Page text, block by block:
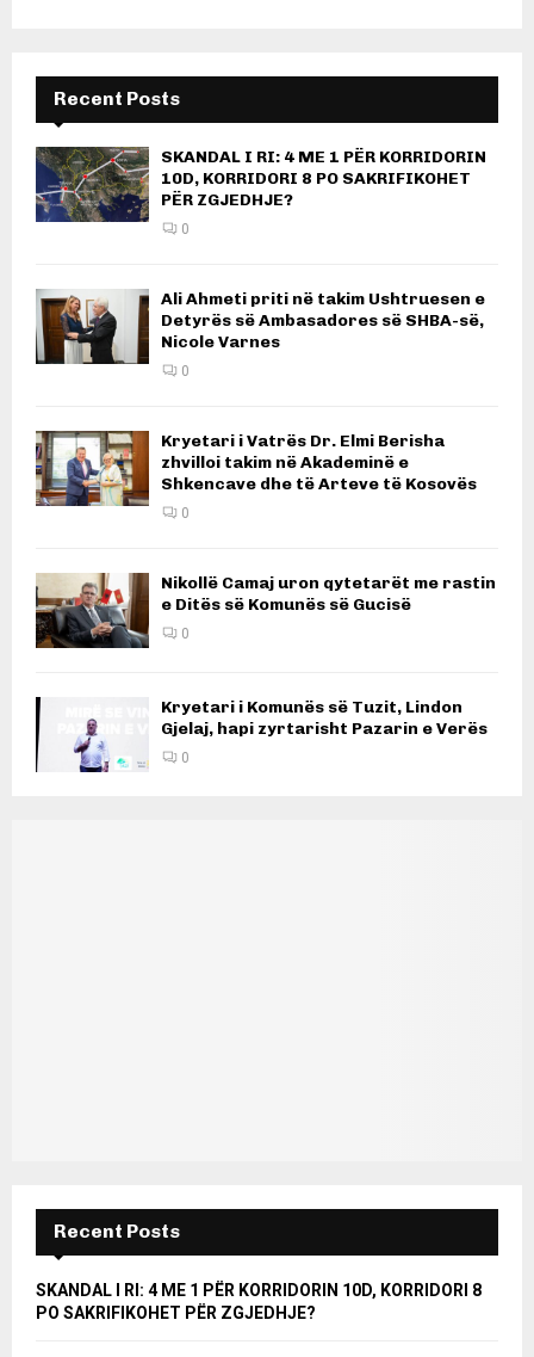
Recent Posts
SKANDAL I RI: 4 ME 1 PËR KORRIDORIN
10D, KORRIDORI 8 PO SAKRIFIKOHET
PËR ZGJEDHJE?
0
Ali Ahmeti priti në takim Ushtruesen e
Detyrës së Ambasadores së SHBA-së,
Nicole Varnes
0
Kryetari i Vatrës Dr. Elmi Berisha
zhvilloi takim në Akademinë e
Shkencave dhe të Arteve të Kosovës
0
Nikollë Camaj uron qytetarët me rastin
e Ditës së Komunës së Gucisë
0
Kryetari i Komunës së Tuzit, Lindon
Gjelaj, hapi zyrtarisht Pazarin e Verës
0
Recent Posts
SKANDAL I RI: 4 ME 1 PËR KORRIDORIN 10D, KORRIDORI 8
PO SAKRIFIKOHET PËR ZGJEDHJE?